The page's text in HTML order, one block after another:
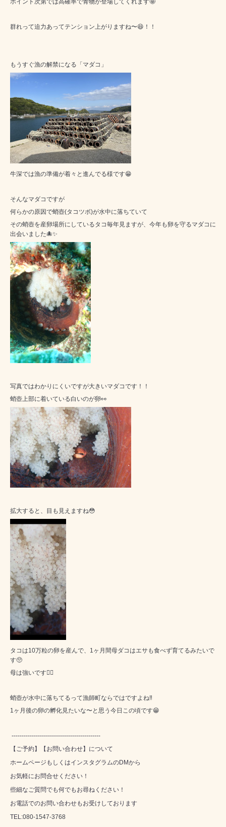
ポイント次第では高確率で青物が登場してくれます🤩
群れって迫力あってテンション上がりますね〜😆！！
もうすぐ漁の解禁になる「マダコ」
牛深では漁の準備が着々と進んでる様です😁
そんなマダコですが
何らかの原因で蛸壺(タコツボ)が水中に落ちていて
その蛸壺を産卵場所にしているタコ毎年見ますが、今年も卵を守るマダコに
出会いました🐙✨
写真ではわかりにくいですが大きいマダコです！！
蛸壺上部に着いている白いのが卵👀
拡大すると、目も見えますね😳
タコは10万粒の卵を産んで、1ヶ月間母ダコはエサも食べず育てるみたいで
す🥺
母は強いです🙇‍♂️
蛸壺が水中に落ちてるって漁師町ならではですよね‼️
1ヶ月後の卵の孵化見たいな〜と思う今日この頃です😁
--------------------------------------------
【ご予約】【お問い合わせ】について
ホームページもしくはインスタグラムのDMから
お気軽にお問合せください！
些細なご質問でも何でもお尋ねください！
お電話でのお問い合わせもお受けしております
TEL:080-1547-3768